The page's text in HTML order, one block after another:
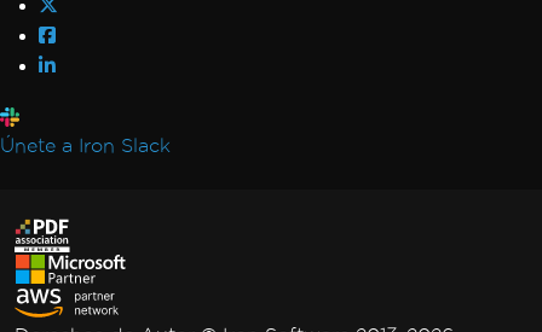
Únete a Iron Slack